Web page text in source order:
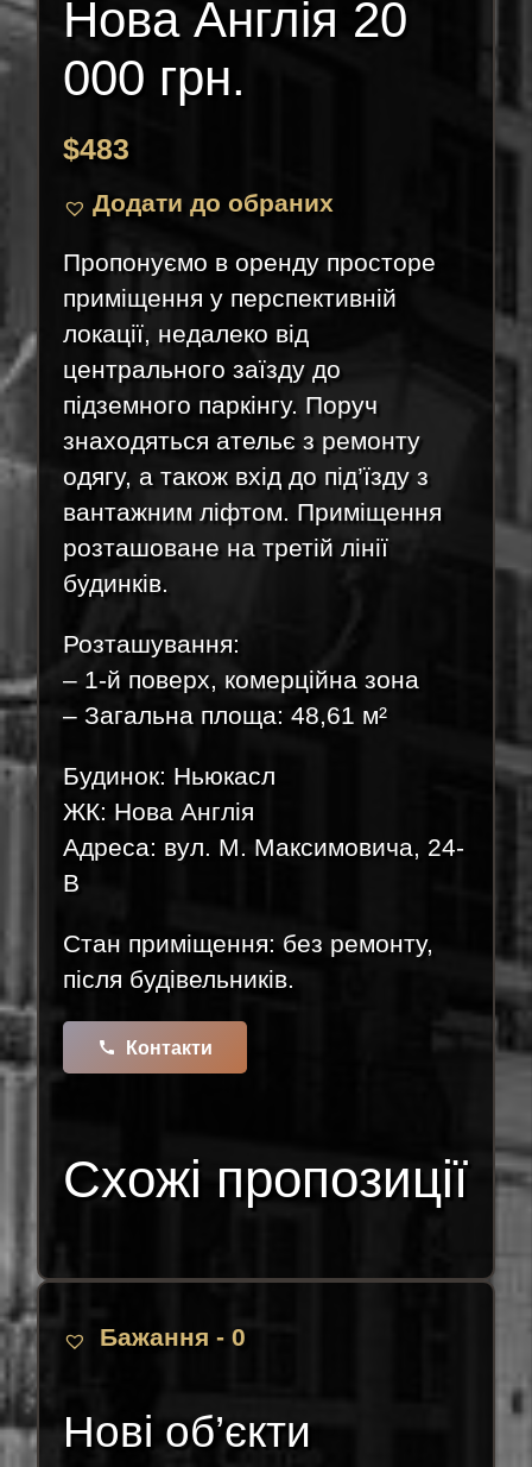
Нова Англія 20
000 грн.
$483
Додати до обраних
Пропонуємо в оренду просторе
приміщення у перспективній
локації, недалеко від
центрального заїзду до
підземного паркінгу. Поруч
знаходяться ательє з ремонту
одягу, а також вхід до під’їзду з
вантажним ліфтом. Приміщення
розташоване на третій лінії
будинків.
Розташування:
– 1-й поверх, комерційна зона
– Загальна площа: 48,61 м²
Будинок: Ньюкасл
ЖК: Нова Англія
Адреса: вул. М. Максимовича, 24-
В
Стан приміщення: без ремонту,
після будівельників.
call Контакти
Схожі пропозиції
Бажання - 0
Нові об’єкти